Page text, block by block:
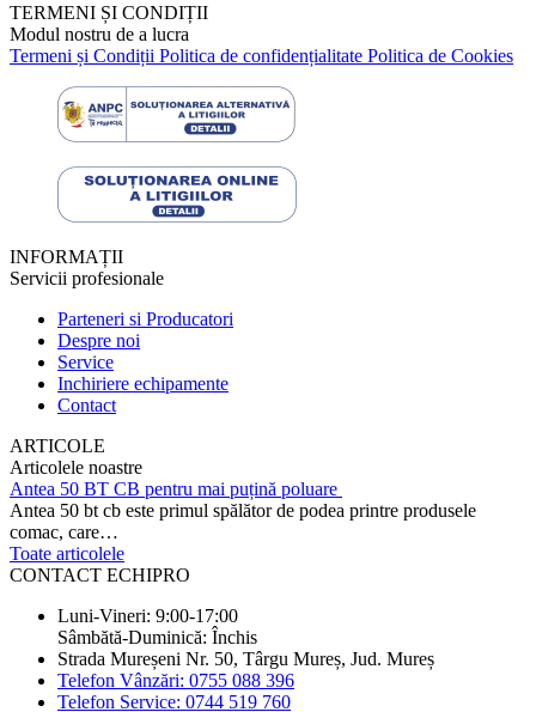
TERMENI ȘI CONDIȚII
Modul nostru de a lucra
Termeni și Condiții Politica de confidențialitate Politica de Cookies
INFORMAȚII
Servicii profesionale
Parteneri si Producatori
Despre noi
Service
Inchiriere echipamente
Contact
ARTICOLE
Articolele noastre
Antea 50 BT CB pentru mai puțină poluare
Antea 50 bt cb este primul spălător de podea printre produsele
comac, care…
Toate articolele
CONTACT ECHIPRO
Luni-Vineri: 9:00-17:00
Sâmbătă-Duminică: Închis
Strada Mureșeni Nr. 50, Târgu Mureș, Jud. Mureș
Telefon Vânzări: 0755 088 396
Telefon Service: 0744 519 760